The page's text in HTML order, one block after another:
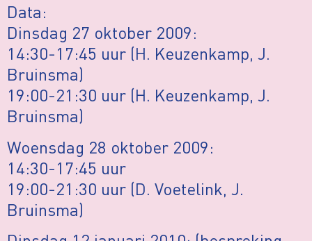
Data:
Dinsdag 27 oktober 2009:
14:30-17:45 uur (H. Keuzenkamp, J.
Bruinsma)
19:00-21:30 uur (H. Keuzenkamp, J.
Bruinsma)
Woensdag 28 oktober 2009:
14:30-17:45 uur
19:00-21:30 uur (D. Voetelink, J.
Bruinsma)